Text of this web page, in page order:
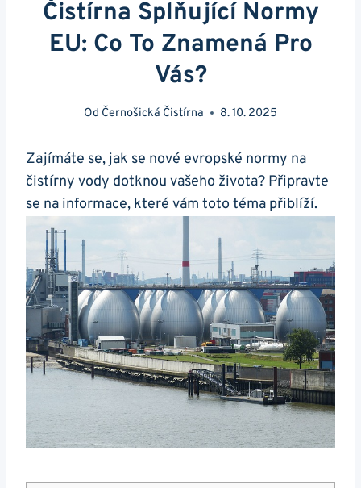
Čistírna Splňující Normy
EU: Co To Znamená Pro
Vás?
Od Černošická Čistírna 8. 10. 2025
Zajímáte se, jak se nové evropské normy na
čistírny vody dotknou vašeho života? Připravte
se na informace, které vám toto téma přiblíží.